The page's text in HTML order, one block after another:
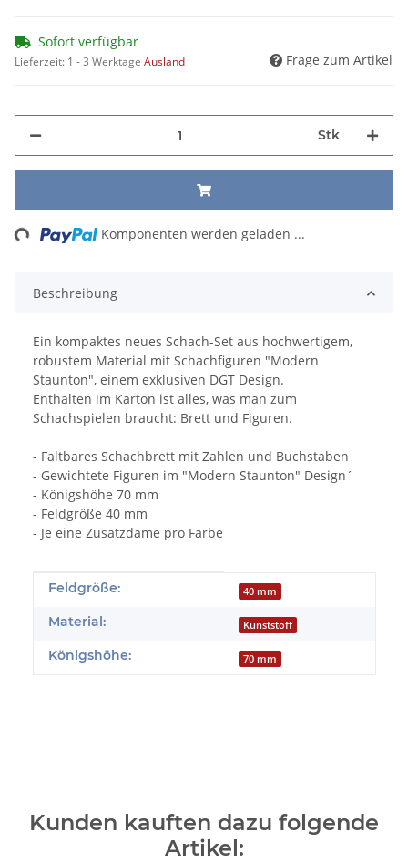
Sofort verfügbar
Lieferzeit: 1 - 3 Werktage Ausland Frage zum Artikel
Stk
Komponenten werden geladen ...
Beschreibung
Ein kompaktes neues Schach-Set aus hochwertigem,
robustem Material mit Schachfiguren "Modern
Staunton", einem exklusiven DGT Design.
Enthalten im Karton ist alles, was man zum
Schachspielen braucht: Brett und Figuren.
- Faltbares Schachbrett mit Zahlen und Buchstaben
- Gewichtete Figuren im "Modern Staunton" Design´
- Königshöhe 70 mm
- Feldgröße 40 mm
- Je eine Zusatzdame pro Farbe
Produkteigenschaft
Wert
Feldgröße: 40 mm
Material: Kunststoff
Königshöhe: 70 mm
Kunden kauften dazu folgende
Artikel: